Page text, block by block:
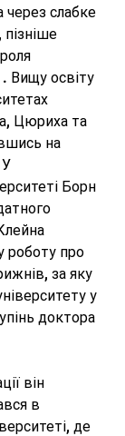
слабке
Вищу освіту
Цюриха та
на
У
Борн
роботу про
за яку
у
доктора
він
в
де